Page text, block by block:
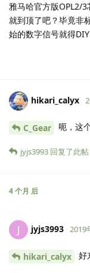
雅马哈官方版OPL2/
就到顶了吧？毕竟非
始的数字信号就得DIY
hikari_calyx
C_Gear 呃，这
jyjs3993 回复了此帖
4 个月 后
J jyjs3993 2019
hikari_calyx 好